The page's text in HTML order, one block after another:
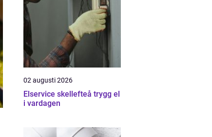
02 augusti 2026
Elservice skellefteå trygg el
i vardagen